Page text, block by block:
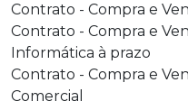
Contrato - Compra e
Contrato - Compra e
Informática à prazo
Contrato - Compra e
Comercial